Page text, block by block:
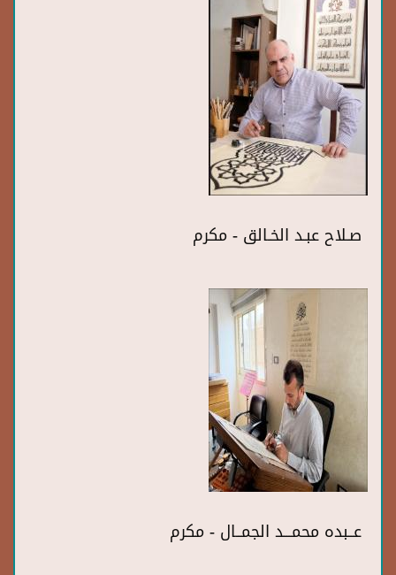
صـلاح عبـد الخـالق - مكرم
عــبده محمـــد الجمــال - مكرم